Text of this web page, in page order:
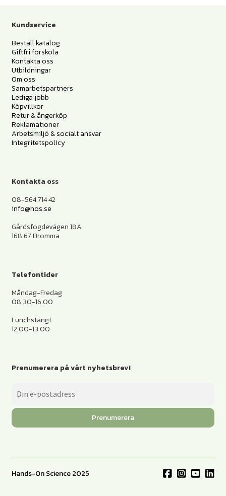
Kundservice
Beställ katalog
Giftfri förskola
Kontakta oss
Utbildningar
Om oss
Samarbetspartners
Lediga jobb
Köpvillkor
Retur & ångerköp
Reklamationer
Arbetsmiljö & socialt ansvar
Integritetspolicy
Kontakta oss
08-564 714 42
info@hos.se
Gårdsfogdevägen 18A
168 67 Bromma
Telefontider
Måndag-Fredag
08.30-16.00
Lunchstängt
12.00-13.00
Prenumerera på vårt nyhetsbrev!
Prenumerera
Hands-On Science 2025